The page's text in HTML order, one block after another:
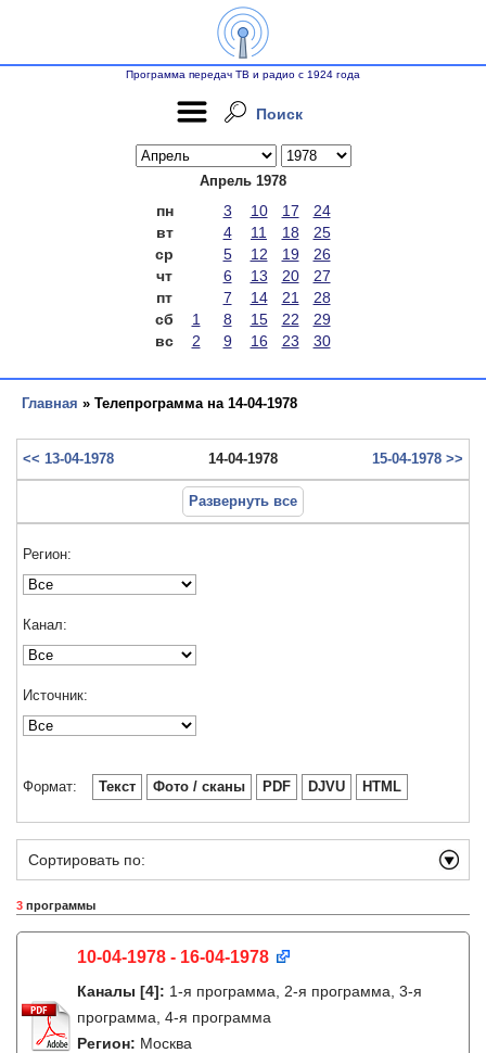
Программа передач ТВ и радио с 1924 года
Поиск
Апрель 1978
пн 3 10 17
24
вт
4 11 18
25
ср
5 12 19
26
чт
6 13 20
27
пт
7 14 21
28
сб
1 8 15 22
29
вс
2 9 16 23 30
Главная » Телепрограмма на 14-04-1978
<< 13-04-1978 14-04-1978 15-04-1978 >>
Развернуть все
Регион:
Канал:
Источник:
Формат: Текст Фото / сканы PDF DJVU HTML
Сортировать по:
3 программы
10-04-1978 - 16-04-1978
Каналы [4]: 1-я программа, 2-я программа, 3-я
программа, 4-я программа
Регион: Москва